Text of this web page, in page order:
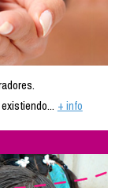
+ info